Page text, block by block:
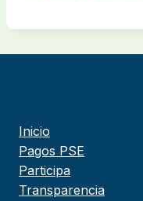
Inicio
Pagos PSE
Participa
Transparencia